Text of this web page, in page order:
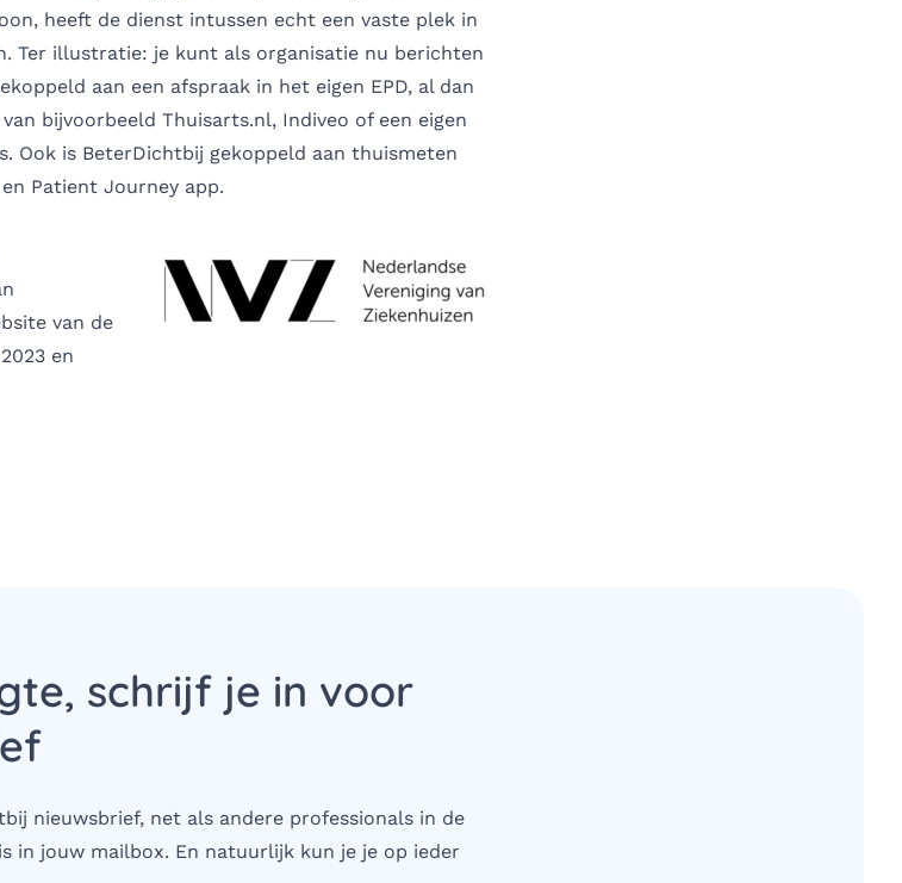
heeft de dienst intussen echt een vaste plek in
Ter illustratie: je kunt als organisatie nu berichten
aan een afspraak in het eigen EPD, al dan
bijvoorbeeld Thuisarts.nl, Indiveo of een eigen
Ook is BeterDichtbij gekoppeld aan thuismeten
Patient Journey app.
van de
en
schrijf je in voor
nieuwsbrief, net als andere professionals in de
in jouw mailbox. En natuurlijk kun je je op ieder